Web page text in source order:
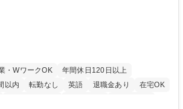
ます。
・WワークOK
年間休日120日以上
以内
転勤なし 英語 退職金あり
在宅OK